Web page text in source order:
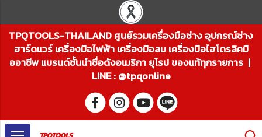
TPQTOOLS-THAILAND ศูนย์รวมเครื่องมือช่าง อุปกรณ์ช่าง
ฮาร์ดแวร์ เครื่องมือไฟฟ้า เครื่องมือลม เครื่องมือไฮโดรลิคมื
ออาชีพ แบรนด์ชั้นนำชื่อดังอเมริกา ยุโรป ของแท้ทุกรายการ |
LINE : @tpqonline